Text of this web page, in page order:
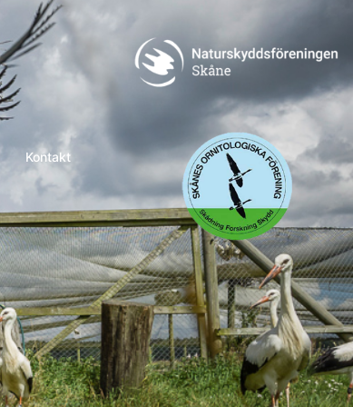
Kontakt
naturskydd